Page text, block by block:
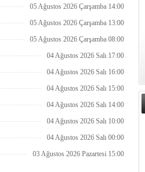
Sahası'na demirletildi.
05 Ağustos 2026 Çarşamba 14:00
05 Ağustos 2026 Çarşamba 13:00
05 Ağustos 2026 Çarşamba 08:00
04 Ağustos 2026 Salı 17:00
04 Ağustos 2026 Salı 16:00
04 Ağustos 2026 Salı 15:00
04 Ağustos 2026 Salı 14:00
04 Ağustos 2026 Salı 10:00
04 Ağustos 2026 Salı 00:00
03 Ağustos 2026 Pazartesi 15:00